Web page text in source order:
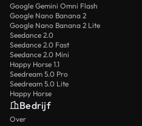
Google Gemini Omni Flash
Google Nano Banana 2
Google Nano Banana 2 Lite
Seedance 2.0
Seedance 2.0 Fast
Seedance 2.0 Mini
Happy Horse 1.1
Seedream 5.0 Pro
Seedream 5.0 Lite
Happy Horse
Bedrijf
Over